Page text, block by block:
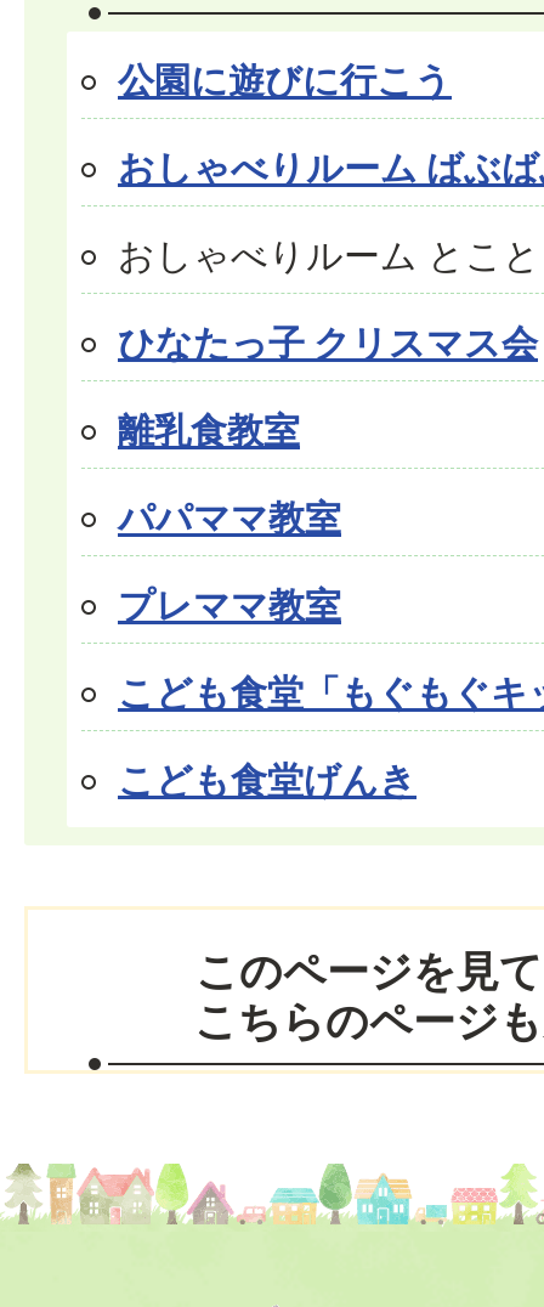
公園に遊びに行こう
おしゃべりルーム ばぶ
おしゃべりルーム とこ
ひなたっ子 クリスマス会
離乳食教室
パパママ教室
プレママ教室
こども食堂「もぐもぐキ
こども食堂げんき
このページを見
こちらのページ